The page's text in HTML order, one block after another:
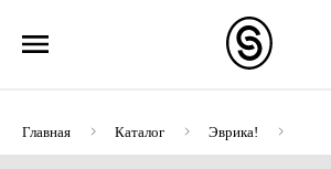
Главная Каталог
Эврика!
Красота святости и святость красоты (ЭВРИКА!)